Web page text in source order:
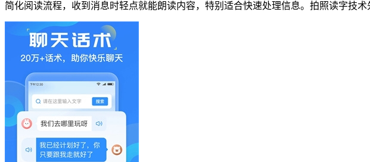
简化阅读流程，收到消息时轻点就能朗读内容，特别适合快速处理信息。拍照读字技